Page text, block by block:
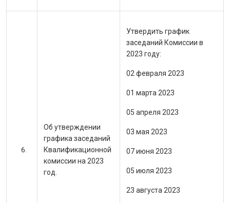
Об утверждении
графика заседаний
Квалификационной
комиссии на 2023
год.
Утвердить график
заседаний Комиссии в
2023 году:
02 февраля 2023
01 марта 2023
05 апреля 2023
03 мая 2023
07 июня 2023
05 июля 2023
23 августа 2023